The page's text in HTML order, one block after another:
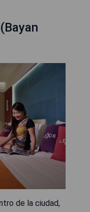
de la ciudad,